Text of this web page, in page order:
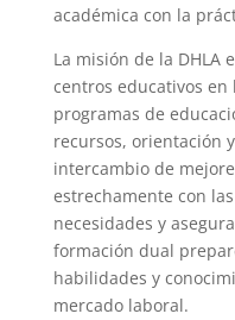
académica con la
La misión de la DHLA
centros educativos
programas de
recursos, orientación
intercambio de
estrechamente con
necesidades y
formación dual
habilidades y
mercado laboral.